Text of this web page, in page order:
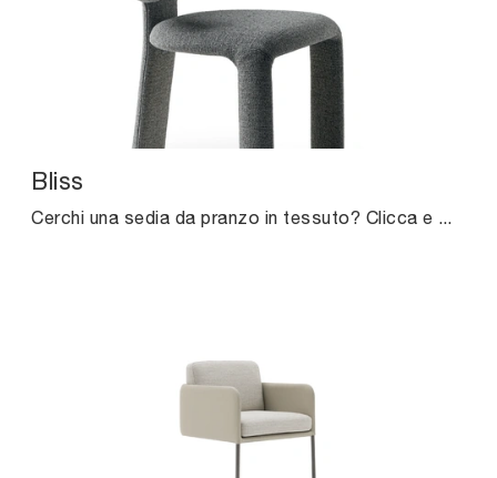
Bliss
Cerchi una sedia da pranzo in tessuto? Clicca e scopri il modello Bliss di Ditre Italia per ultimare i tuoi locali alla perfezione.